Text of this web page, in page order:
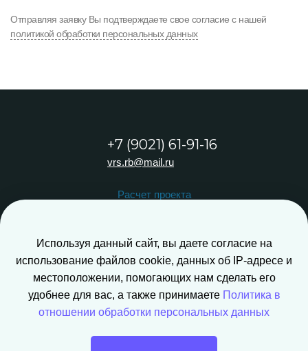
Отправляя заявку Вы подтверждаете свое согласие с нашей
политикой обработки персональных данных
+7 (9021) 61-91-16
vrs.rb@mail.ru
Расчет проекта
Создание сайта - Pixel-Digital
Политика конфиденциальности
г.Улан-Удэ, Ткацкая 2К1
Используя данный сайт, вы даете согласие на
использование файлов cookie, данных об IP-адресе и
местоположении, помогающих нам сделать его
удобнее для вас, а также принимаете Политика в
отношении обработки персональных данных